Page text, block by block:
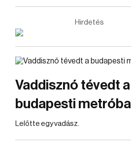
Hirdetés
Vaddisznó tévedt a
budapesti metróba
Lelőtte egy vadász.